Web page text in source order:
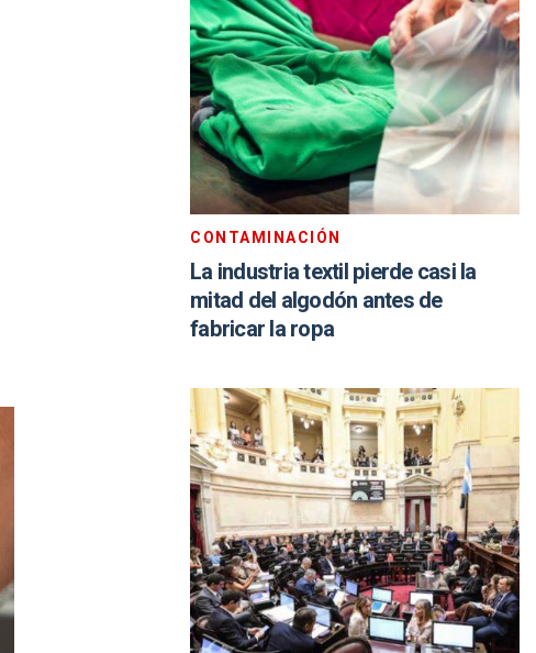
CONTAMINACIÓN
La industria textil pierde casi la
mitad del algodón antes de
fabricar la ropa